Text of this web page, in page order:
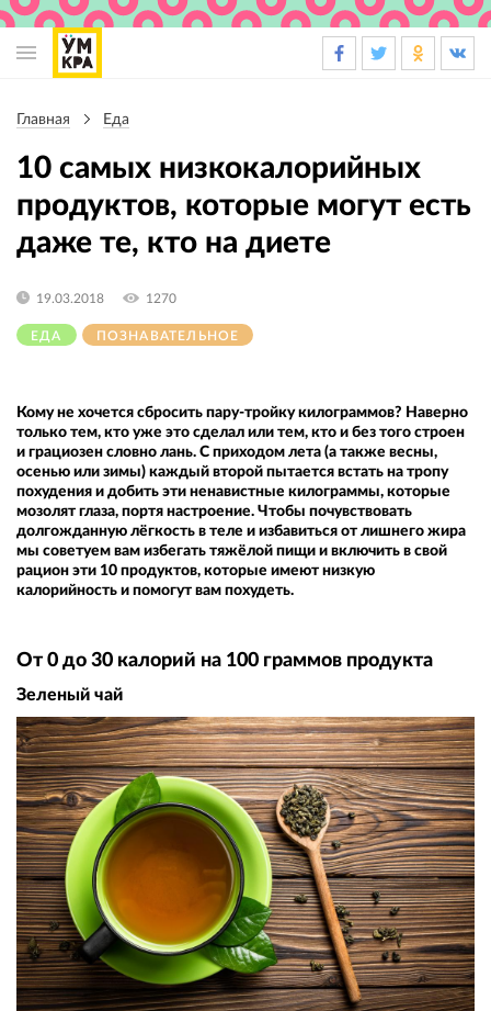
навигации
Главная Еда
10 самых низкокалорийных
продуктов, которые могут есть
даже те, кто на диете
ЕДА ПОЗНАВАТЕЛЬНОЕ
19.03.2018 1270
Кому не хочется сбросить пару-тройку килограммов? Наверно
только тем, кто уже это сделал или тем, кто и без того строен
и грациозен словно лань. С приходом лета (а также весны,
осенью или зимы) каждый второй пытается встать на тропу
похудения и добить эти ненавистные килограммы, которые
мозолят глаза, портя настроение. Чтобы почувствовать
долгожданную лёгкость в теле и избавиться от лишнего жира
мы советуем вам избегать тяжёлой пищи и включить в свой
рацион эти 10 продуктов, которые имеют низкую
калорийность и помогут вам похудеть.
От 0 до 30 калорий на 100 граммов продукта
Зеленый чай